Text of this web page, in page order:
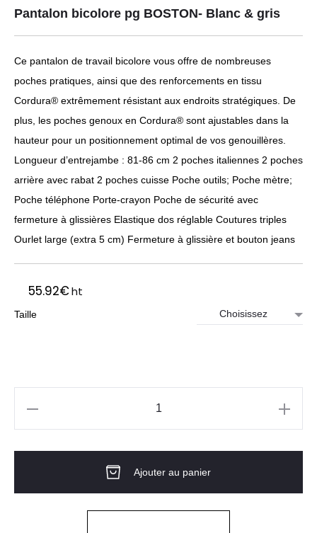
Pantalon bicolore pg BOSTON- Blanc & gris
Ce pantalon de travail bicolore vous offre de nombreuses
poches pratiques, ainsi que des renforcements en tissu
Cordura® extrêmement résistant aux endroits stratégiques. De
plus, les poches genoux en Cordura® sont ajustables dans la
hauteur pour un positionnement optimal de vos genouillères.
Longueur d’entrejambe : 81-86 cm 2 poches italiennes 2 poches
arrière avec rabat 2 poches cuisse Poche outils; Poche mètre;
Poche téléphone Porte-crayon Poche de sécurité avec
fermeture à glissières Elastique dos réglable Coutures triples
Ourlet large (extra 5 cm) Fermeture à glissière et bouton jeans
55.92€ht
Taille
pg
Ajouter au panier